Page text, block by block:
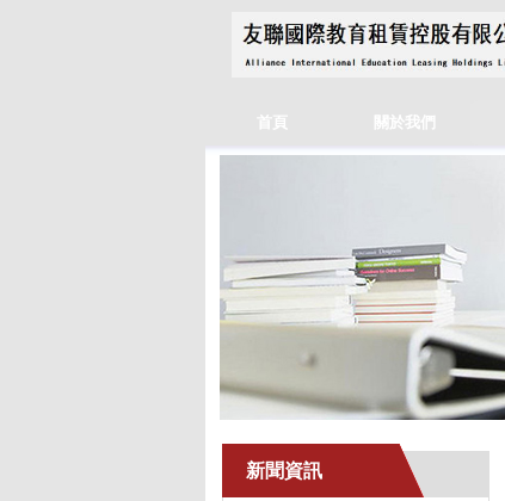
首頁 關於我們
新聞資訊